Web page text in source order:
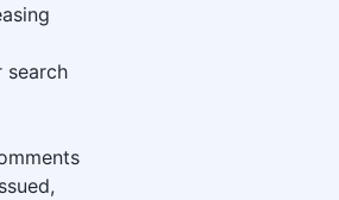
search